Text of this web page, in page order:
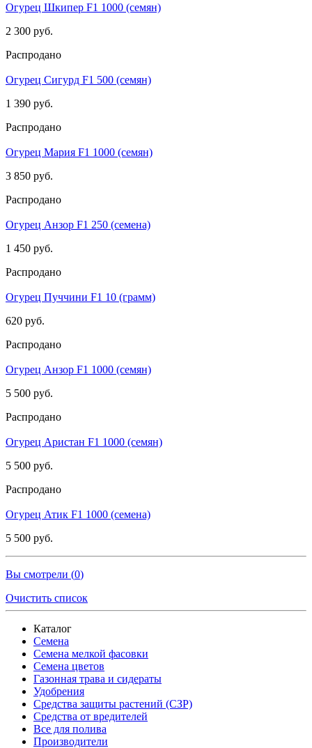
Огурец Шкипер F1 1000 (семян)
2 300 руб.
Распродано
Огурец Сигурд F1 500 (семян)
1 390 руб.
Распродано
Огурец Мария F1 1000 (семян)
3 850 руб.
Распродано
Огурец Анзор F1 250 (семена)
1 450 руб.
Распродано
Огурец Пуччини F1 10 (грамм)
620 руб.
Распродано
Огурец Анзор F1 1000 (семян)
5 500 руб.
Распродано
Огурец Аристан F1 1000 (семян)
5 500 руб.
Распродано
Огурец Атик F1 1000 (семена)
5 500 руб.
Вы смотрели (0)
Очистить список
Каталог
Семена
Семена мелкой фасовки
Семена цветов
Газонная трава и сидераты
Удобрения
Средства защиты растений (СЗР)
Средства от вредителей
Все для полива
Производители